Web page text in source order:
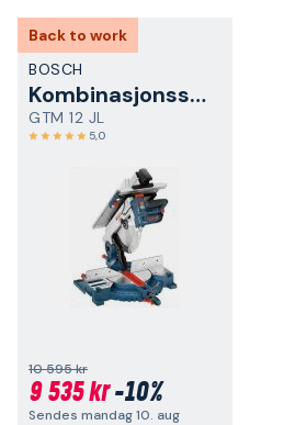
Back to work
BOSCH
Kombinasjonssag
GTM 12 JL
5,0
10 595 kr
9 535 kr-10%
Sendes mandag 10. aug